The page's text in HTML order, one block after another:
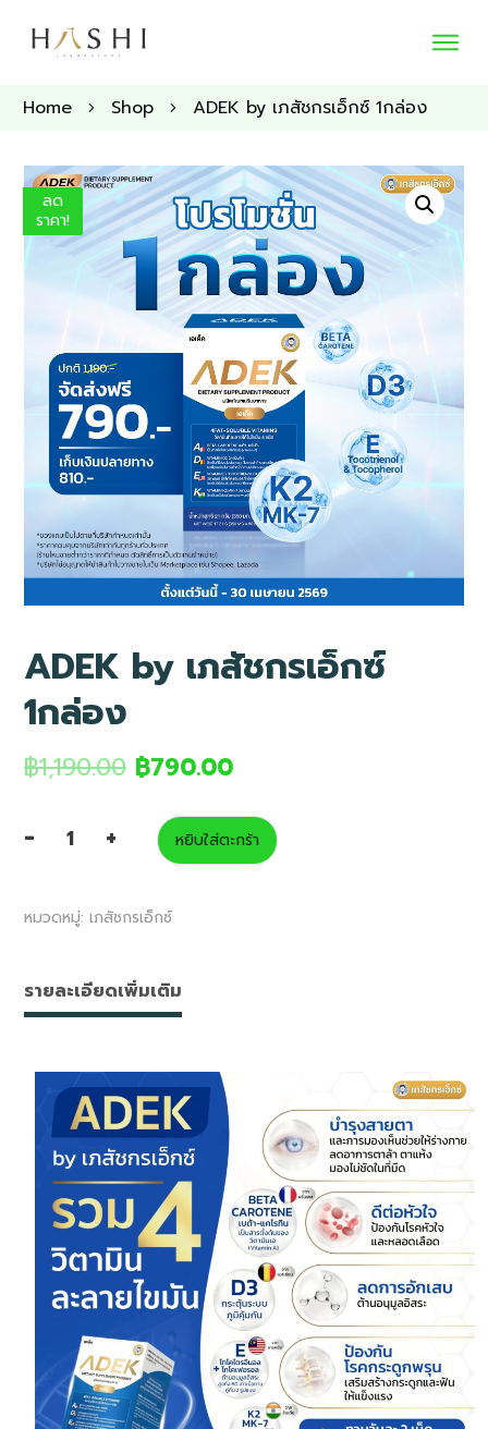
Home Shop ADEK by เภสัชกรเอ็กซ์ 1กล่อง
ลด
ราคา!
ADEK by เภสัชกรเอ็กซ์
1กล่อง
฿1,190.00 ฿790.00
-จำนวน
by
เอ็กซ์
+ หยิบใส่ตะกร้า
หมวดหมู่: เภสัชกรเอ็กซ์
รายละเอียดเพิ่มเติม